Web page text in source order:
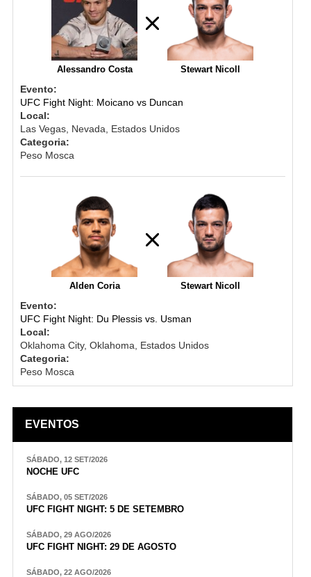
Alessandro Costa Stewart Nicoll
Evento:
UFC Fight Night: Moicano vs Duncan
Local:
Las Vegas, Nevada, Estados Unidos
Categoria:
Peso Mosca
Alden Coria Stewart Nicoll
Evento:
UFC Fight Night: Du Plessis vs. Usman
Local:
Oklahoma City, Oklahoma, Estados Unidos
Categoria:
Peso Mosca
EVENTOS
SÁBADO, 12 SET/2026
NOCHE UFC
SÁBADO, 05 SET/2026
UFC FIGHT NIGHT: 5 DE SETEMBRO
SÁBADO, 29 AGO/2026
UFC FIGHT NIGHT: 29 DE AGOSTO
SÁBADO, 22 AGO/2026